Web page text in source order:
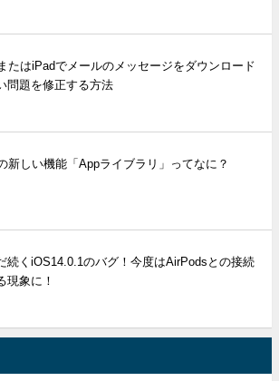
たはiPadでメールのメッセージをダウンロード
問題を修正する方法
新しい機能「Appライブラリ」ってなに？
続くiOS14.0.1のバグ！今度はAirPodsとの接続
現象に！